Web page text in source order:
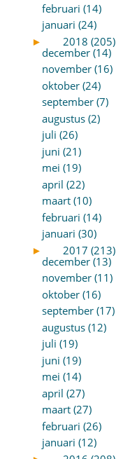
februari (14)
januari (24)
►
2018 (205)
december (14)
november (16)
oktober (24)
september (7)
augustus (2)
juli (26)
juni (21)
mei (19)
april (22)
maart (10)
februari (14)
januari (30)
►
2017 (213)
december (13)
november (11)
oktober (16)
september (17)
augustus (12)
juli (19)
juni (19)
mei (14)
april (27)
maart (27)
februari (26)
januari (12)